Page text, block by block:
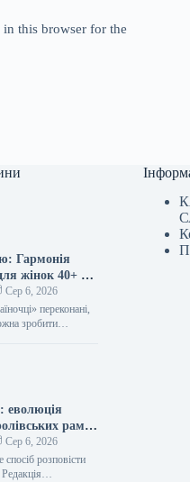
in this browser for the
Гармонія
жінок 40+ від
Сер 6, 2026
переконані,
зробити
Сьогодні ми
еволюція
рамок
розкоші
Сер 6, 2026
розповісти